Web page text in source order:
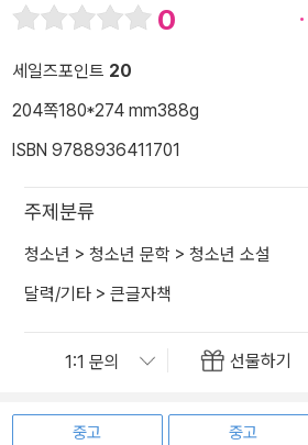
0
세일즈포인트 20
204쪽180*274 mm388g
ISBN 9788936411701
주제분류
청소년 > 청소년 문학 > 청소년 소설
달력/기타 > 큰글자책
선물하기
중고
중고